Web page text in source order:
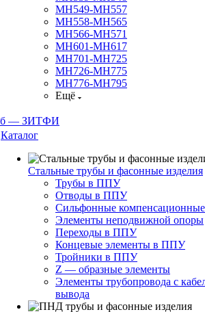
МН549-МН557
МН558-МН565
МН566-МН571
МН601-МН617
МН701-МН725
МН726-МН775
МН776-МН795
Ещё
Каталог
Стальные трубы и фасонные изделия
Трубы в ППУ
Отводы в ППУ
Сильфонные
Элементы неподвижной опоры
Переходы в ППУ
Концевые элементы в ППУ
Тройники в ППУ
Z — образные элементы
Элементы трубопровода с
вывода